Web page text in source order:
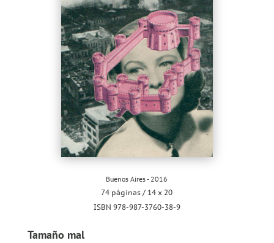
Buenos Aires - 2016
74 páginas / 14 x 20
ISBN 978-987-3760-38-9
Tamaño mal